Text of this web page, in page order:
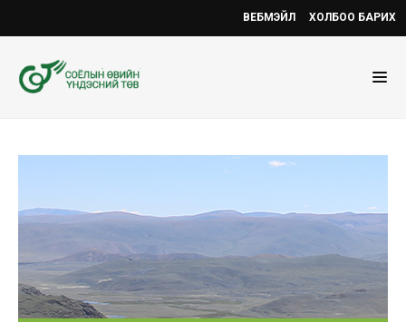
ВЕБМЭЙЛ ХОЛБОО БАРИХ